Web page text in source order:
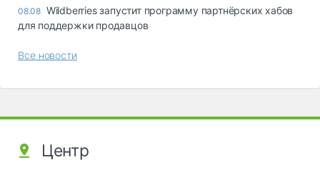
08.08 Wildberries запустит программу партнёрских хабов
для поддержки продавцов
Все новости
Центр